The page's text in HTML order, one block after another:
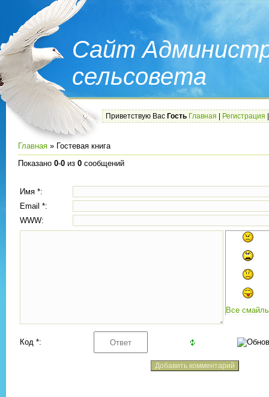
Сайт
сельсовета
Приветствую Вас Гость Главная Регистрация
Главная » Гостевая книга
Показано 0-0 из 0 сообщений
Имя *:
Email *:
WWW:
Все
Код *: